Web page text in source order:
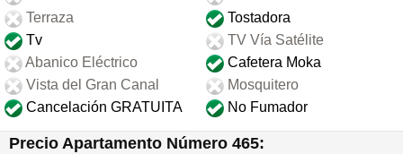
Terraza
Tostadora
Tv
TV Vía Satélite
Abanico Eléctrico
Cafetera Moka
Vista del Gran Canal
Mosquitero
Cancelación GRATUITA
No Fumador
Precio Apartamento Número 465: